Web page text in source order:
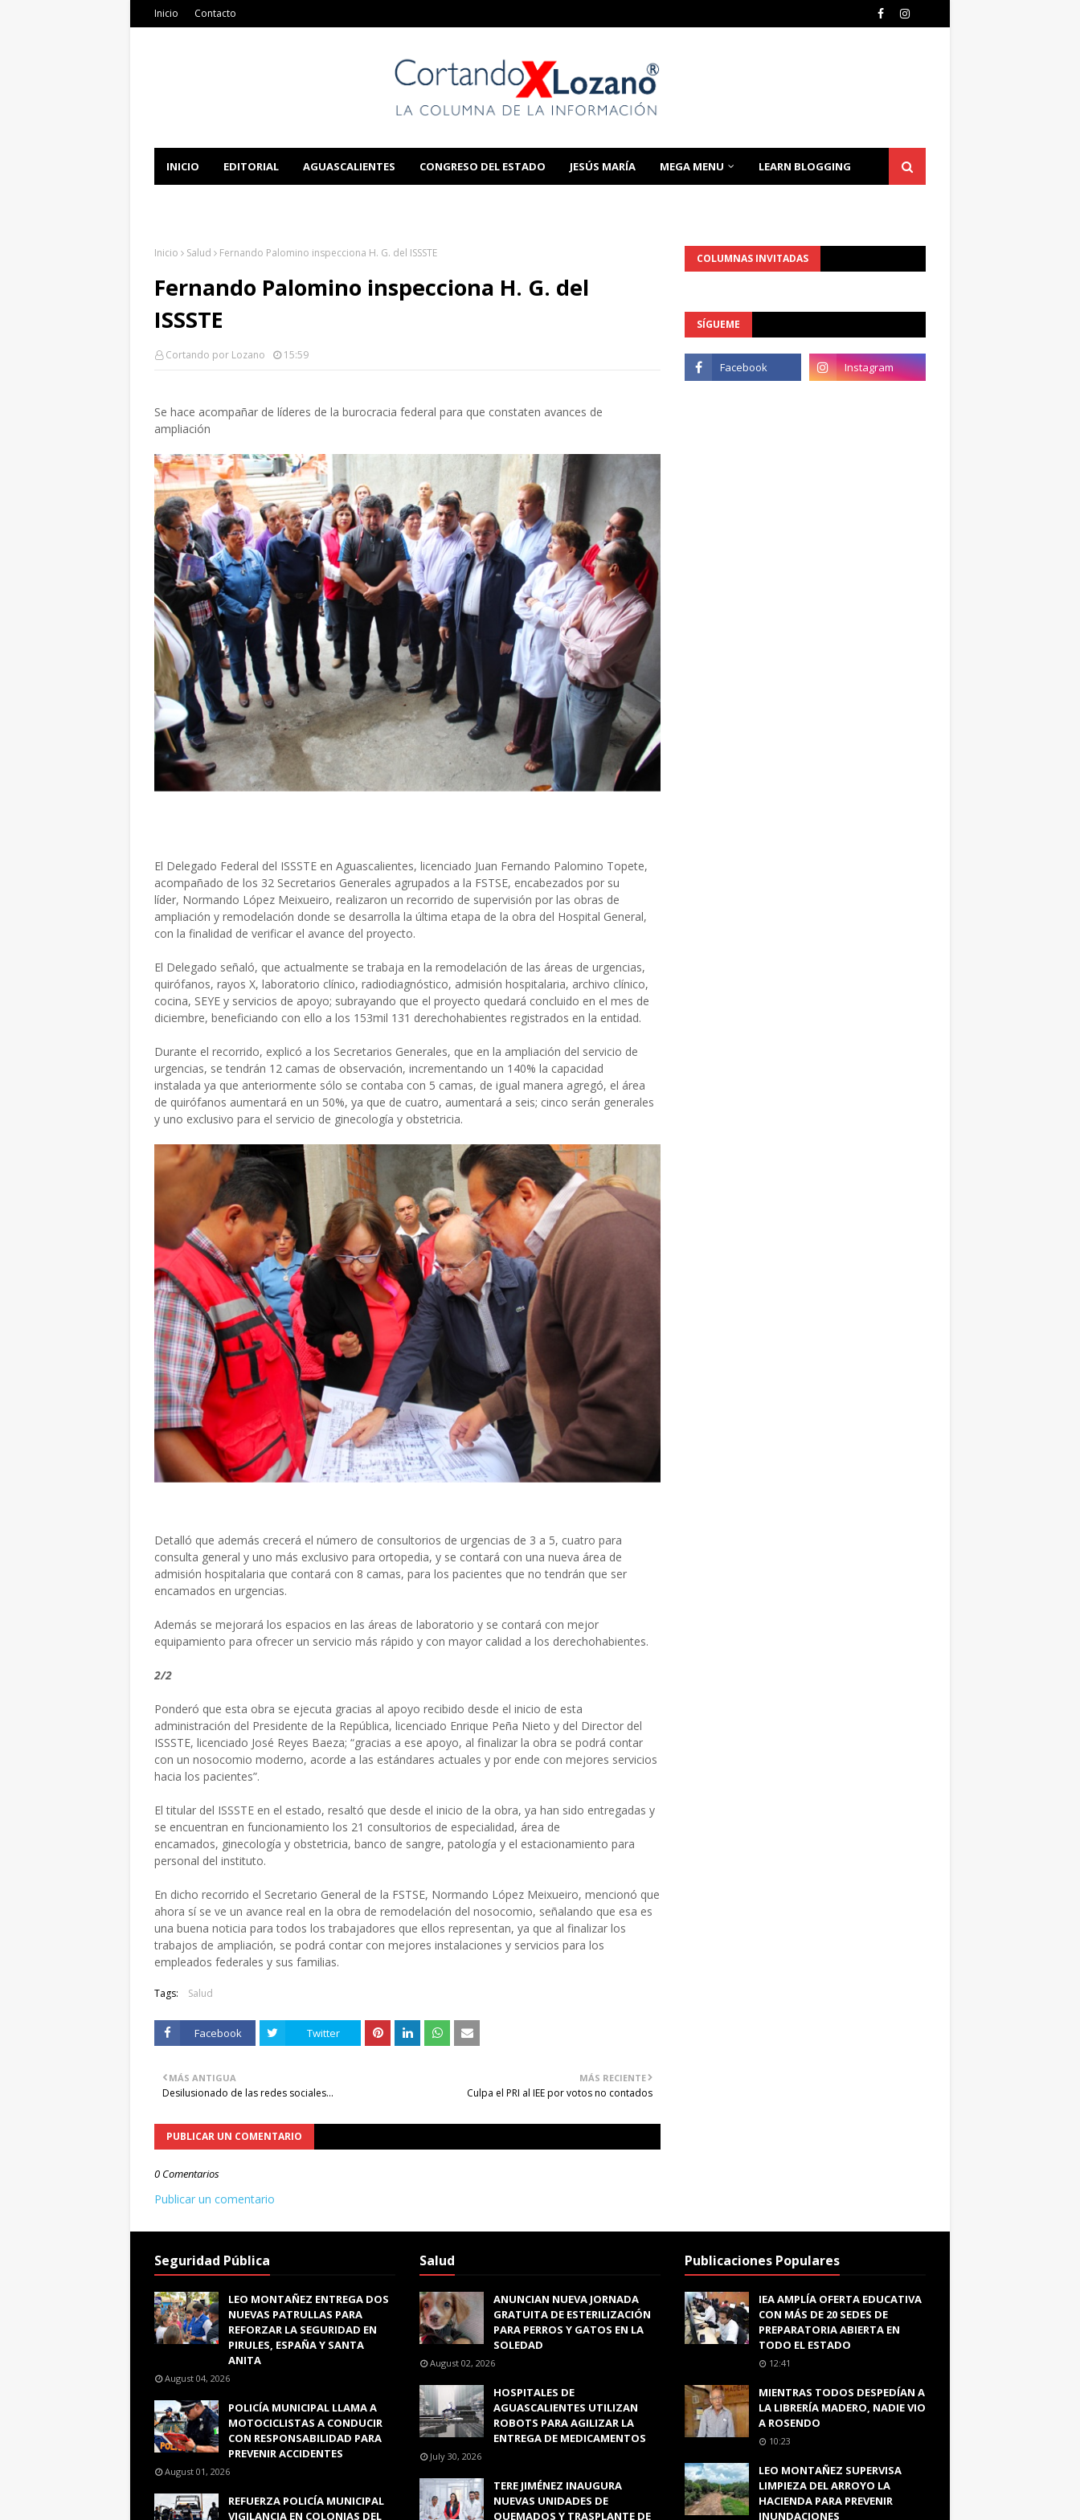
Inicio Contacto
INICIO EDITORIAL AGUASCALIENTES CONGRESO DEL ESTADO JESÚS MARÍA MEGA MENU LEARN BLOGGING
Inicio Salud Fernando Palomino inspecciona H. G. del ISSSTE
Fernando Palomino inspecciona H. G. del
ISSSTE
Cortando por Lozano 15:59
Se hace acompañar de líderes de la burocracia federal para que constaten avances de
ampliación
El Delegado Federal del ISSSTE en Aguascalientes, licenciado Juan Fernando Palomino Topete,
acompañado de los 32 Secretarios Generales agrupados a la FSTSE, encabezados por su
líder, Normando López Meixueiro, realizaron un recorrido de supervisión por las obras de
ampliación y remodelación donde se desarrolla la última etapa de la obra del Hospital General,
con la finalidad de verificar el avance del proyecto.
El Delegado señaló, que actualmente se trabaja en la remodelación de las áreas de urgencias,
quirófanos, rayos X, laboratorio clínico, radiodiagnóstico, admisión hospitalaria, archivo clínico,
cocina, SEYE y servicios de apoyo; subrayando que el proyecto quedará concluido en el mes de
diciembre, beneficiando con ello a los 1 53mil 131 derechohabientes registrados en la entidad.
Durante el recorrido, explicó a los Secretarios Generales, que en la ampliación del servicio de
urgencias, se tendrán 12 camas de observación, incrementando un 140% la capacidad
instalada ya que anteriormente sólo se contaba con 5 camas, de igual manera agregó, el área
de quirófanos aumentará en un 50%, ya que de cuatro, aumentará a seis; cinco serán generales
y uno exclusivo para el servicio de ginecología y obstetricia.
Detalló que además crecerá el número de consultorios de urgencias de 3 a 5, cuatro para
consulta general y uno más exclusivo para ortopedia, y se contará con una nueva área de
admisión hospitalaria que contará con 8 camas, para los pacientes que no tendrán que ser
encamados en urgencias.
Además se mejorará los espacios en las áreas de laboratorio y se contará con mejor
equipamiento para ofrecer un servicio más rápido y con mayor calidad a los derechohabientes.
2/2
Ponderó que esta obra se ejecuta gracias al apoyo recibido desde el inicio de esta
administración del Presidente de la República, licenciado Enrique Peña Nieto y del Director del
ISSSTE, licenciado José Reyes Baeza; “gracias a ese apoyo, al finalizar la obra se podrá contar
con un nosocomio moderno, acorde a las estándares actuales y por ende con mejores servicios
hacia los pacientes”.
El titular del ISSSTE en el estado, resaltó que desde el inicio de la obra, ya han sido entregadas y
se encuentran en funcionamiento los 21 consultorios de especialidad, área de
encamados, ginecología y obstetricia, banco de sangre, patología y el estacionamiento para
personal del instituto.
En dicho recorrido el Secretario General de la FSTSE, Normando López Meixueiro, mencionó que
ahora sí se ve un avance real en la obra de remodelación del nosocomio, señalando que esa es
una buena noticia para todos los trabajadores que ellos representan, ya que al finalizar los
trabajos de ampliación, se podrá contar con mejores instalaciones y servicios para los
empleados federales y sus familias.
Tags: Salud
Facebook Twitter
MÁS RECIENTE
Culpa el PRI al IEE por votos no contados
MÁS ANTIGUA
Desilusionado de las redes sociales...
PUBLICAR UN COMENTARIO
0 Comentarios
Publicar un comentario
COLUMNAS INVITADAS
SÍGUEME
Seguridad Pública
LEO MONTAÑEZ ENTREGA DOS
NUEVAS PATRULLAS PARA
REFORZAR LA SEGURIDAD EN
PIRULES, ESPAÑA Y SANTA
ANITA
August 04, 2026
POLICÍA MUNICIPAL LLAMA A
MOTOCICLISTAS A CONDUCIR
CON RESPONSABILIDAD PARA
PREVENIR ACCIDENTES
August 01, 2026
REFUERZA POLICÍA MUNICIPAL
VIGILANCIA EN COLONIAS DEL
Salud
ANUNCIAN NUEVA JORNADA
GRATUITA DE ESTERILIZACIÓN
PARA PERROS Y GATOS EN LA
SOLEDAD
August 02, 2026
HOSPITALES DE
AGUASCALIENTES UTILIZAN
ROBOTS PARA AGILIZAR LA
ENTREGA DE MEDICAMENTOS
July 30, 2026
TERE JIMÉNEZ INAUGURA
NUEVAS UNIDADES DE
QUEMADOS Y TRASPLANTE DE
Publicaciones Populares
IEA AMPLÍA OFERTA EDUCATIVA
CON MÁS DE 20 SEDES DE
PREPARATORIA ABIERTA EN
TODO EL ESTADO
12:41
MIENTRAS TODOS DESPEDÍAN A
LA LIBRERÍA MADERO, NADIE VIO
A ROSENDO
10:23
LEO MONTAÑEZ SUPERVISA
LIMPIEZA DEL ARROYO LA
HACIENDA PARA PREVENIR
INUNDACIONES